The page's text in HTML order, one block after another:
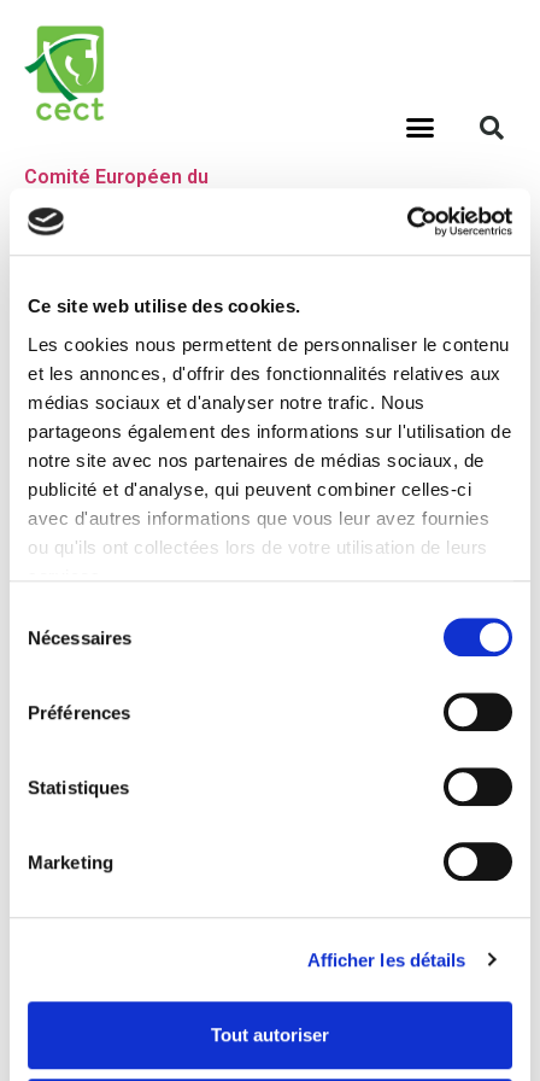
Ce site web utilise des cookies.
Les cookies nous permettent de personnaliser le contenu
et les annonces, d'offrir des fonctionnalités relatives aux
médias sociaux et d'analyser notre trafic. Nous
partageons également des informations sur l'utilisation de
notre site avec nos partenaires de médias sociaux, de
publicité et d'analyse, qui peuvent combiner celles-ci
avec d'autres informations que vous leur avez fournies
ou qu'ils ont collectées lors de votre utilisation de leurs
Nécessaires
Préférences
Statistiques
Marketing
Afficher les détails
Tout autoriser
Comité Européen du
Étiquette :
débusquage
Périlleux chantier de
débardage avec Pirou et
Jolie, attelés en flèche.
A l’approche de La Roche en Ardenne, la brume n’était
pas encore détachée des cimes. Alors que la
route, au sommet de l’ultime lacet, j’aperçois Jean-Paul
Moureau, prêt avec les chevaux dans le van. Après une
demi-heure de route, nous arrivons dans les parcelles